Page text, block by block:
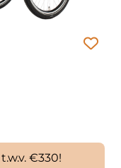
€330!